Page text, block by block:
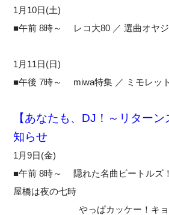
1月10日(土)
■午前 8時～ レコ大80 ／ 選曲オヤジ
1月11日(日)
■午後 7時～ miwa特集 ／ ミモレッ
【あなたも、DJ！～リター
知らせ
1月9日(金)
■午前 8時～ 隠れた名曲ビートルズ
屋橋は夜の七時
やっぱカッケー！キョンキ